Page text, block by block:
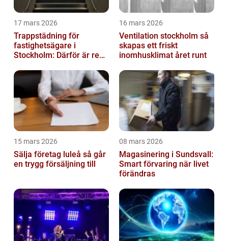
17 mars 2026
Trappstädning för
fastighetsägare i
Stockholm: Därför är rena
investering
16 mars 2026
Ventilation stockholm så
skapas ett friskt
inomhusklimat året runt
15 mars 2026
Sälja företag luleå så går
en trygg försäljning till
08 mars 2026
Magasinering i Sundsvall:
Smart förvaring när livet
förändras